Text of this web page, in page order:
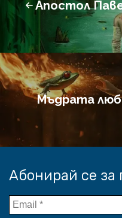
Апостол
Мъдрата
Абонирай се за